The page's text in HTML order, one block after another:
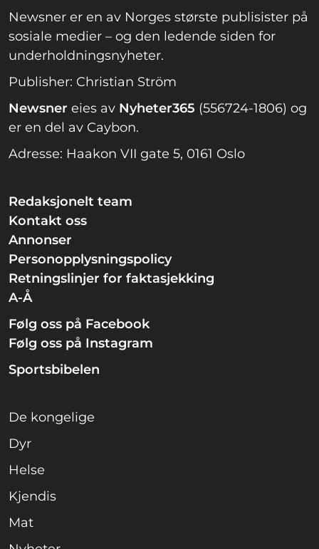
Newsner er en av Norges største publisister på
sosiale medier – og den ledende siden for
underholdningsnyheter.
Publisher: Christian Ström
Newsner eies av Nyheter365 (556724-1806) og
er en del av Caybon.
Adresse: Haakon VII gate 5, 0161 Oslo
Redaksjonelt team
Kontakt oss
Annonser
Personopplysningspolicy
Retningslinjer for faktasjekking
A-Å
Følg oss på Facebook
Følg oss på Instagram
Sportsbibelen
De kongelige
Dyr
Helse
Kjendis
Mat